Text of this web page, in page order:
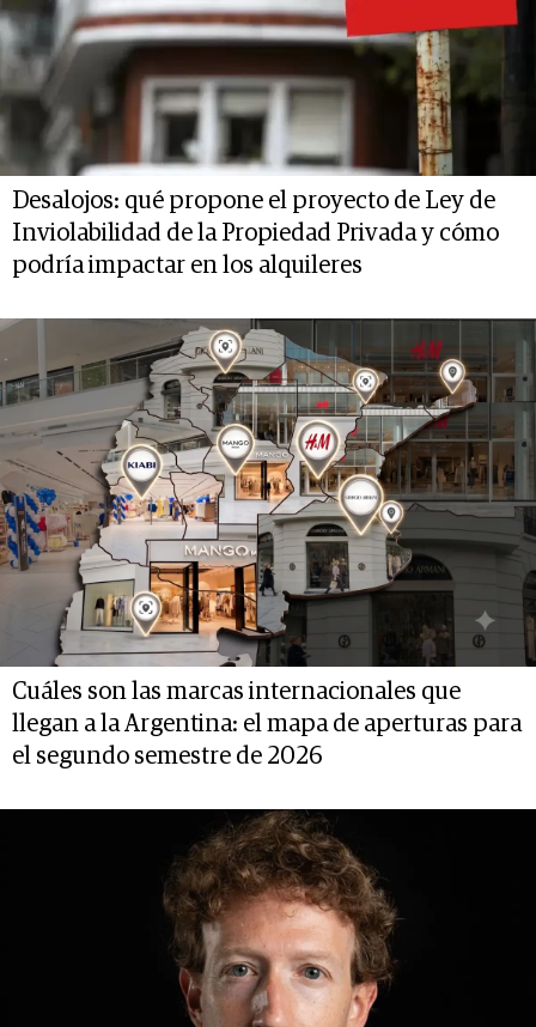
Desalojos: qué propone el proyecto de Ley de
Inviolabilidad de la Propiedad Privada y cómo
podría impactar en los alquileres
Cuáles son las marcas internacionales que
llegan a la Argentina: el mapa de aperturas para
el segundo semestre de 2026